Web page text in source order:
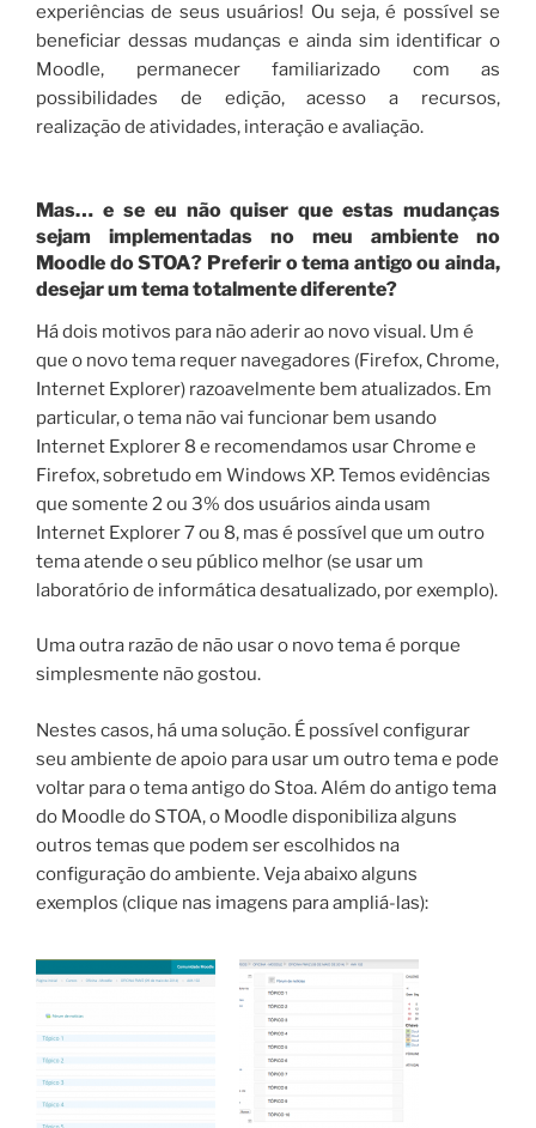
experiências de seus usuários! Ou seja, é possível se
beneficiar dessas mudanças e ainda sim identificar o
Moodle, permanecer familiarizado com as
possibilidades de edição, acesso a recursos,
realização de atividades, interação e avaliação.
Mas… e se eu não quiser que estas mudanças
sejam implementadas no meu ambiente no
Moodle do STOA? Preferir o tema antigo ou ainda,
desejar um tema totalmente diferente?
Há dois motivos para não aderir ao novo visual. Um é
que o novo tema requer navegadores (Firefox, Chrome,
Internet Explorer) razoavelmente bem atualizados. Em
particular, o tema não vai funcionar bem usando
Internet Explorer 8 e recomendamos usar Chrome e
Firefox, sobretudo em Windows XP. Temos evidências
que somente 2 ou 3% dos usuários ainda usam
Internet Explorer 7 ou 8, mas é possível que um outro
tema atende o seu público melhor (se usar um
laboratório de informática desatualizado, por exemplo).
Uma outra razão de não usar o novo tema é porque
simplesmente não gostou.
Nestes casos, há uma solução. É possível configurar
seu ambiente de apoio para usar um outro tema e pode
voltar para o tema antigo do Stoa. Além do antigo tema
do Moodle do STOA, o Moodle disponibiliza alguns
outros temas que podem ser escolhidos na
configuração do ambiente. Veja abaixo alguns
exemplos (clique nas imagens para ampliá-las):